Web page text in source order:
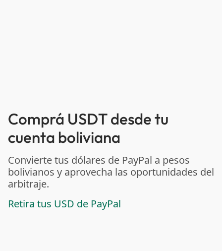
Comprá USDT desde tu
cuenta boliviana
Convierte tus dólares de PayPal a pesos
bolivianos y aprovecha las oportunidades del
arbitraje.
Retira tus USD de PayPal